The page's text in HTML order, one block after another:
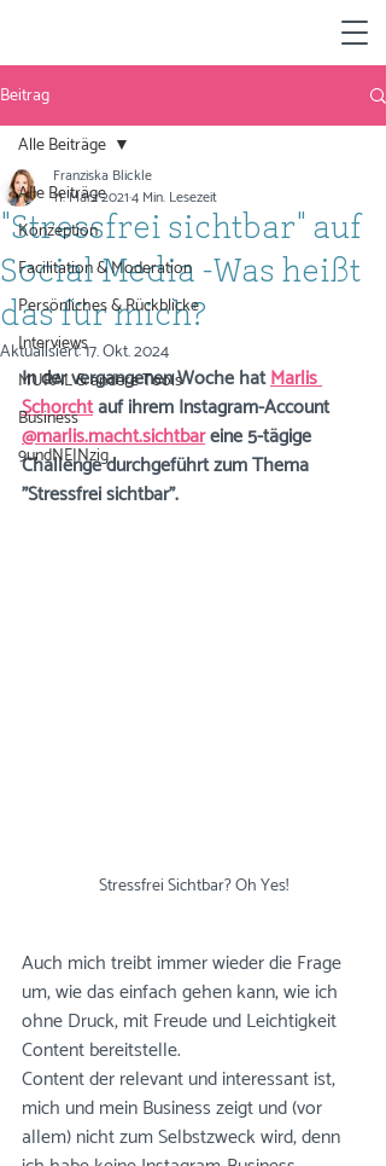
Beitrag
Alle Beiträge
Konzeption
Facilitation & Moderation
Persönliches & Rückblicke
Interviews
MURAL & andere Tools
Business
9undNEINzig
Alle Beiträge
"Stressfrei sichtbar" auf
Social Media -Was heißt
das für mich?
Franziska Blickle
11. März 20214 Min. Lesezeit
Aktualisiert:17. Okt. 2024
In der vergangenen Woche hat Marlis
Schorcht auf ihrem Instagram-Account
@marlis.macht.sichtbar eine 5-tägige
Challenge durchgeführt zum Thema
"Stressfrei sichtbar".
Stressfrei Sichtbar? Oh Yes!
Auch mich treibt immer wieder die Frage
um, wie das einfach gehen kann, wie ich
ohne Druck, mit Freude und Leichtigkeit
Content bereitstelle.
Content der relevant und interessant ist,
mich und mein Business zeigt und (vor
allem) nicht zum Selbstzweck wird, denn